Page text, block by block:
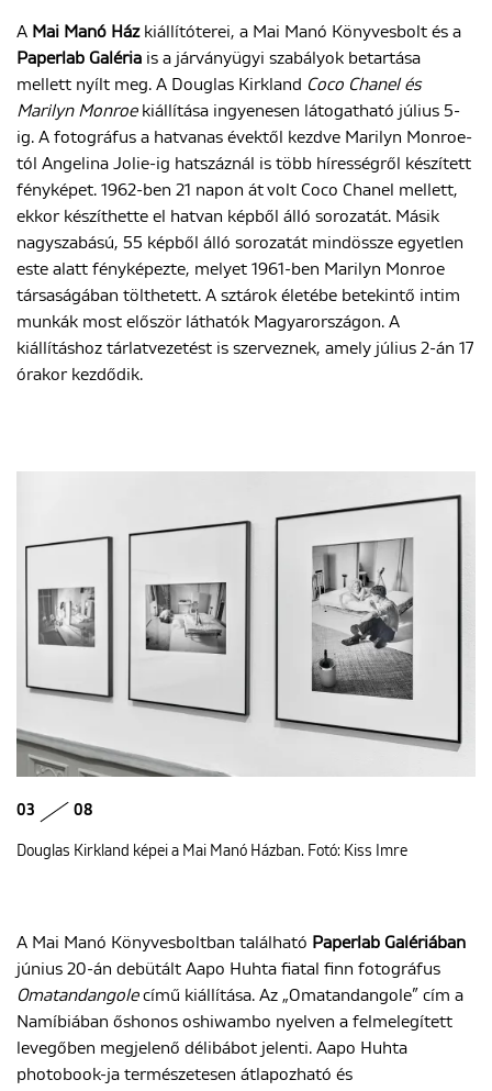
A Mai Manó Házkiállítóterei, a Mai Manó Könyvesbolt és a
Paperlab Galéria is a járványügyi szabályok betartása
mellett nyílt meg. A Douglas Kirkland Coco Chanel és
Marilyn Monroekiállítása ingyenesen látogatható július 5-
ig. A fotográfus a hatvanas évektől kezdve Marilyn Monroe-
tól Angelina Jolie-ig hatszáznál is több hírességről készített
fényképet. 1962-ben 21 napon át volt Coco Chanel mellett,
ekkor készíthette el hatvan képből álló sorozatát. Másik
nagyszabású, 55 képből álló sorozatát mindössze egyetlen
este alatt fényképezte, melyet 1961-ben Marilyn Monroe
társaságában tölthetett. A sztárok életébe betekintő intim
munkák most először láthatók Magyarországon. A
kiállításhoz tárlatvezetést is szerveznek, amely július 2-án 17
órakor kezdődik.
03 08
Douglas Kirkland képei a Mai Manó Házban. Fotó: Kiss Imre
A Mai Manó Könyvesboltban található Paperlab Galériában
június 20-án debütált Aapo Huhta fiatal finn fotográfus
Omatandangolecímű kiállítása. Az „Omatandangole” cím a
Namíbiában őshonos oshiwambo nyelven a felmelegített
levegőben megjelenő délibábot jelenti. Aapo Huhta
photobook-ja természetesen átlapozható és